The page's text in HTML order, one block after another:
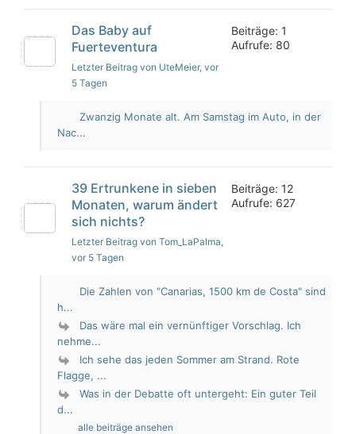
Das Baby auf
Fuerteventura
Letzter Beitrag von UteMeier, vor
5 Tagen
Beiträge: 1
Aufrufe: 80
Zwanzig Monate alt. Am Samstag im Auto, in der
Nac...
39 Ertrunkene in sieben
Monaten, warum ändert
sich nichts?
Letzter Beitrag von Tom_LaPalma,
vor 5 Tagen
Beiträge: 12
Aufrufe: 627
Die Zahlen von "Canarias, 1500 km de Costa" sind
h...
Das wäre mal ein vernünftiger Vorschlag. Ich
nehme...
Ich sehe das jeden Sommer am Strand. Rote
Flagge, ...
Was in der Debatte oft untergeht: Ein guter Teil
d...
alle beiträge ansehen